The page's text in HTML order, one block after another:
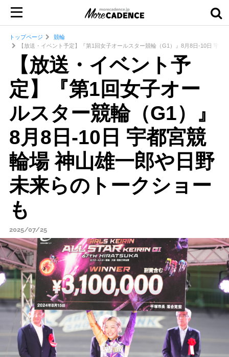
トップページ
競輪
【放送・イベント予定】『第1回女子オールスター競輪（G1）』8月8日-10日 宇
【放送・イベント予
定】『第1回女子オー
ルスター競輪（G1）』
8月8日-10日 宇都宮競
輪場 神山雄一郎や日野
未来らのトークショー
も
2025/07/25